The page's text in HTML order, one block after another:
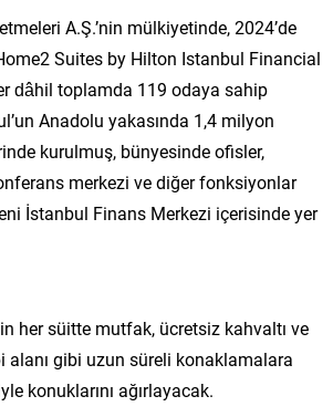
A.Ş.’nin mülkiyetinde, 2024’de
Suites by Hilton Istanbul Financial
dâhil toplamda 119 odaya sahip
Anadolu yakasında 1,4 milyon
kurulmuş, bünyesinde ofisler,
merkezi ve diğer fonksiyonlar
İstanbul Finans Merkezi içerisinde yer
her süitte mutfak, ücretsiz kahvaltı ve
gibi uzun süreli konaklamalara
konuklarını ağırlayacak.